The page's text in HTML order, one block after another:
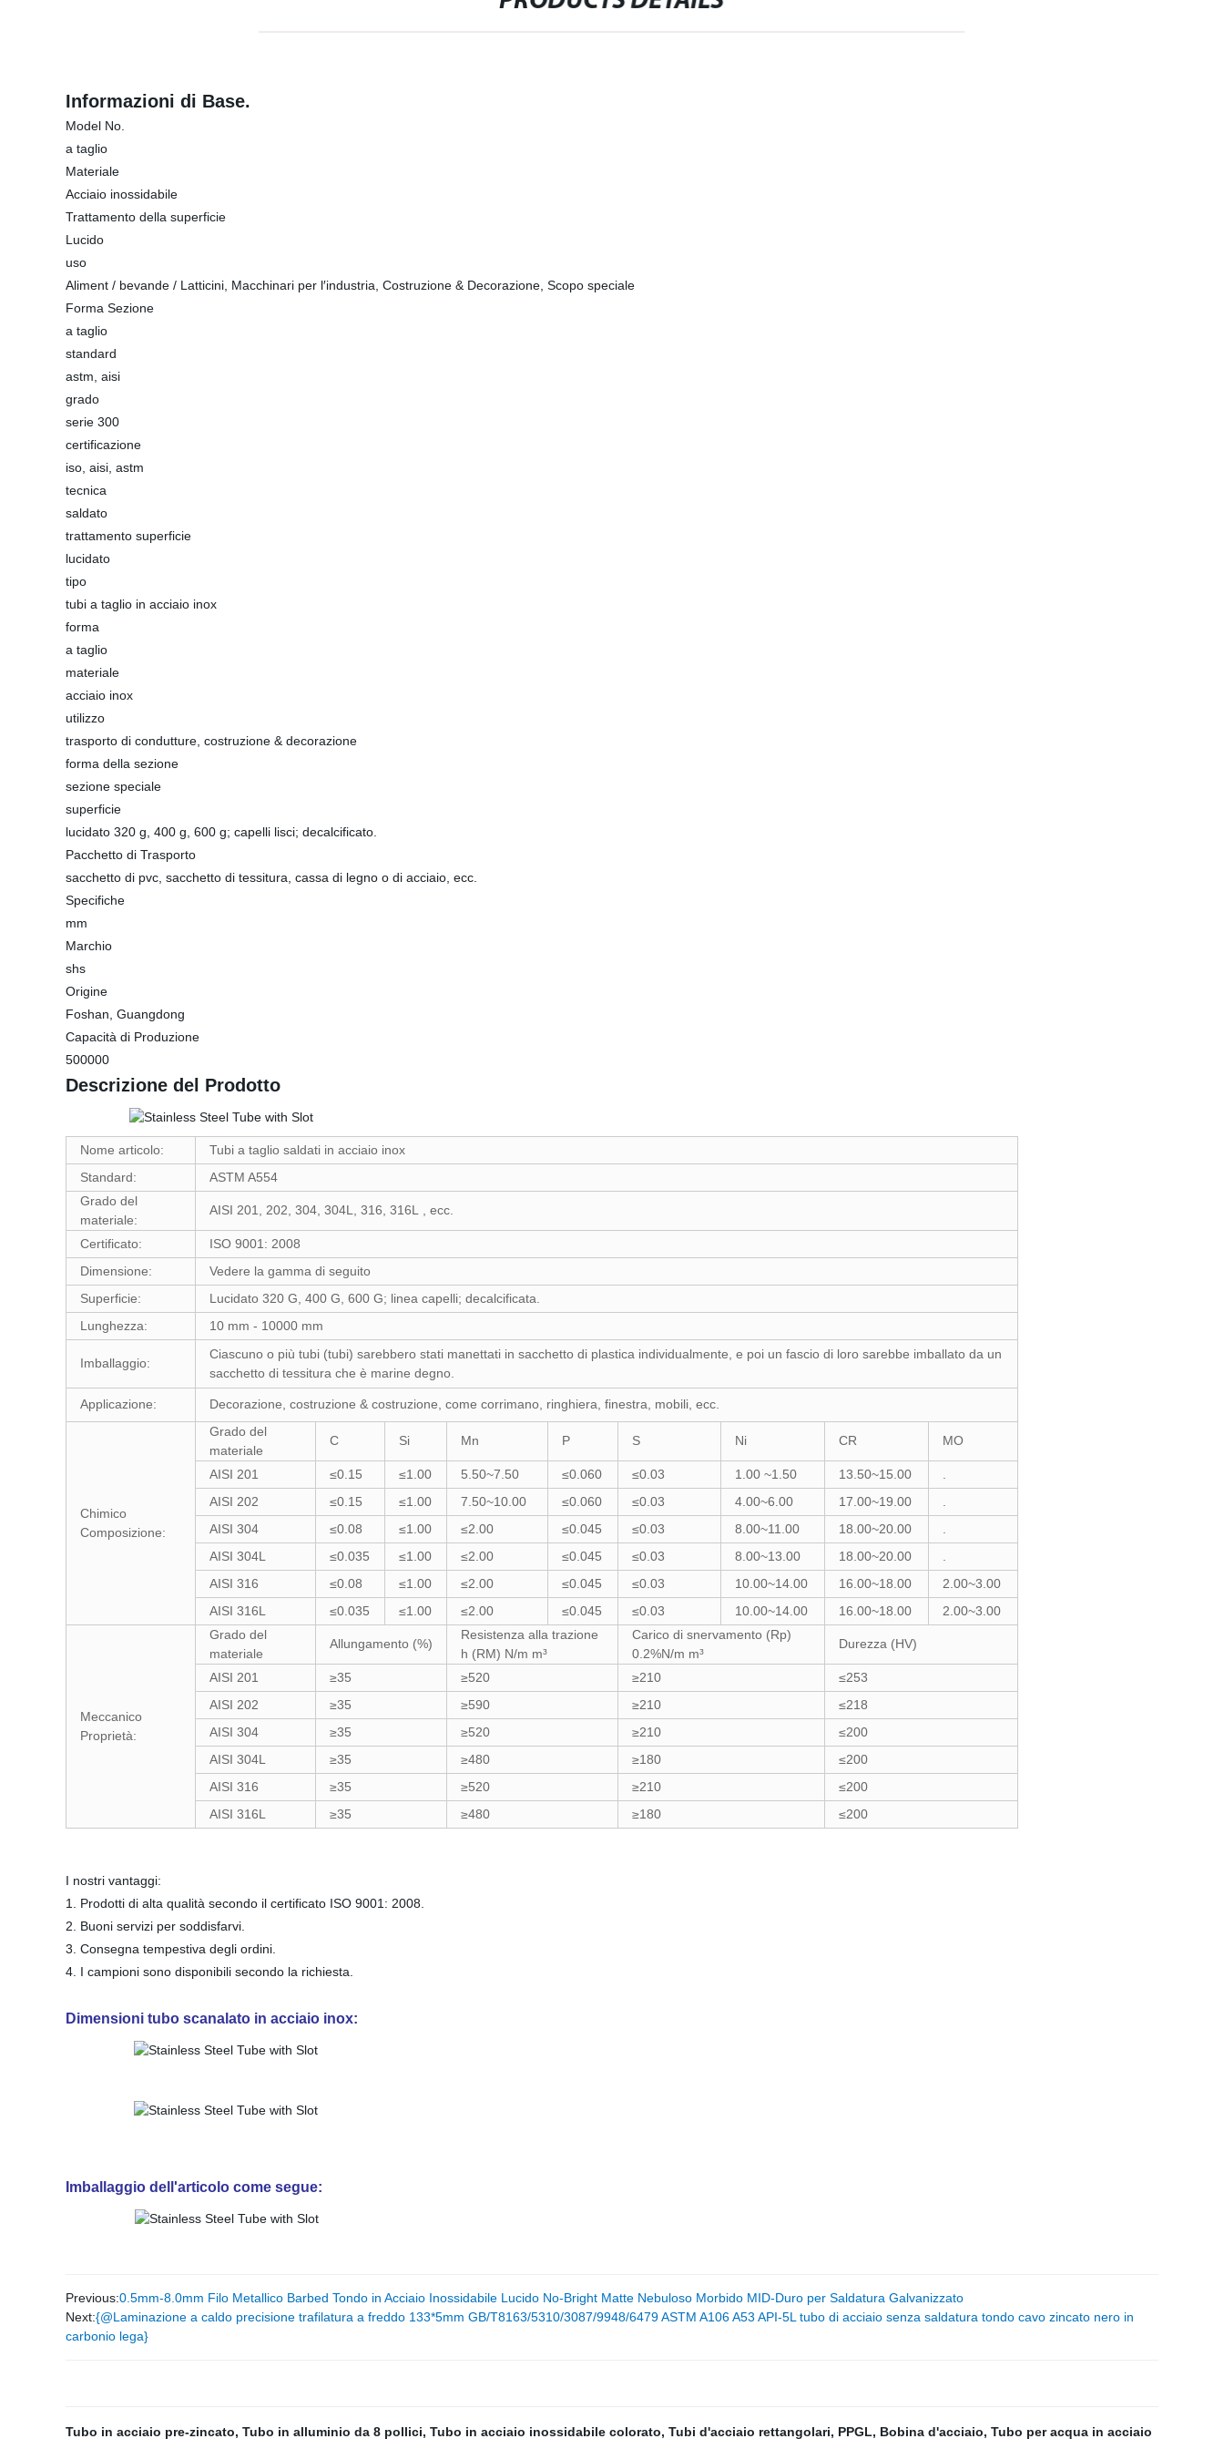
Informazioni di Base.
Model No.
a taglio
Materiale
Acciaio inossidabile
Trattamento della superficie
Lucido
uso
Aliment / bevande / Latticini, Macchinari per l′industria, Costruzione & Decorazione, Scopo speciale
Forma Sezione
a taglio
standard
astm, aisi
grado
serie 300
certificazione
iso, aisi, astm
tecnica
saldato
trattamento superficie
lucidato
tipo
tubi a taglio in acciaio inox
forma
a taglio
materiale
acciaio inox
utilizzo
trasporto di condutture, costruzione & decorazione
forma della sezione
sezione speciale
superficie
lucidato 320 g, 400 g, 600 g; capelli lisci; decalcificato.
Pacchetto di Trasporto
sacchetto di pvc, sacchetto di tessitura, cassa di legno o di acciaio, ecc.
Specifiche
mm
Marchio
shs
Origine
Foshan, Guangdong
Capacità di Produzione
500000
Descrizione del Prodotto
Nome articolo:
Tubi a taglio saldati in acciaio inox
Standard:
ASTM A554
Grado del
materiale:
AISI 201, 202, 304, 304L, 316, 316L , ecc.
Certificato:
ISO 9001: 2008
Dimensione:
Vedere la gamma di seguito
Superficie:
Lucidato 320 G, 400 G, 600 G; linea capelli; decalcificata.
Lunghezza:
10 mm - 10000 mm
Imballaggio:
Ciascuno o più tubi (tubi) sarebbero stati manettati in sacchetto di plastica individualmente, e poi un fascio di loro sarebbe imballato da un
sacchetto di tessitura che è marine degno.
Applicazione: Decorazione, costruzione & costruzione, come corrimano, ringhiera, finestra, mobili, ecc.
Chimico
Composizione:
Grado del
materiale
C Si Mn P S Ni CR MO
AISI 201 ≤0.15 ≤1.00 5.50~7.50 ≤0.060 ≤0.03 1.00 ~1.50 13.50~15.00
AISI 202
≤0.15 ≤1.00 7.50~10.00 ≤0.060 ≤0.03 4.00~6.00 17.00~19.00
AISI 304
≤0.08 ≤1.00 ≤2.00 ≤0.045 ≤0.03 8.00~11.00 18.00~20.00
AISI 304L
≤0.035 ≤1.00 ≤2.00 ≤0.045 ≤0.03 8.00~13.00 18.00~20.00
AISI 316
≤0.08 ≤1.00 ≤2.00 ≤0.045 ≤0.03 10.00~14.00 16.00~18.00
2.00~3.00
AISI 316L
≤0.035 ≤1.00 ≤2.00 ≤0.045 ≤0.03 10.00~14.00 16.00~18.00 2.00~3.00
Meccanico
Proprietà:
Grado del
materiale
Allungamento (%)
Resistenza alla trazione
h (RM) N/m m³
Carico di snervamento (Rp)
0.2%N/m m³
Durezza (HV)
AISI 201 ≥35 ≥520 ≥210
≤253
AISI 202
≥35 ≥590 ≥210
≤218
AISI 304
≥35 ≥520 ≥210
≤200
AISI 304L
≥35 ≥480 ≥180
≤200
AISI 316
≥35 ≥520 ≥210
≤200
AISI 316L
≥35 ≥480 ≥180 ≤200
I nostri vantaggi:
1. Prodotti di alta qualità secondo il certificato ISO 9001: 2008.
2. Buoni servizi per soddisfarvi.
3. Consegna tempestiva degli ordini.
4. I campioni sono disponibili secondo la richiesta.
Dimensioni tubo scanalato in acciaio inox:
Imballaggio dell'articolo come segue:
Previous:0.5mm-8.0mm Filo Metallico Barbed Tondo in Acciaio Inossidabile Lucido No-Bright Matte Nebuloso Morbido MID-Duro per Saldatura Galvanizzato
Next:{@Laminazione a caldo precisione trafilatura a freddo 133*5mm GB/T8163/5310/3087/9948/6479 ASTM A106 A53 API-5L tubo di acciaio senza saldatura tondo cavo zincato nero in
carbonio lega}
Tubo in acciaio pre-zincato, Tubo in alluminio da 8 pollici, Tubo in acciaio inossidabile colorato, Tubi d'acciaio rettangolari, PPGL, Bobina d'acciaio, Tubo per acqua in acciaio